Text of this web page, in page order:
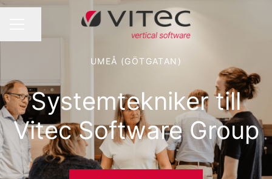
UMEÅ (GÖTGATAN)
Systemtekniker till
Vitec Software Group